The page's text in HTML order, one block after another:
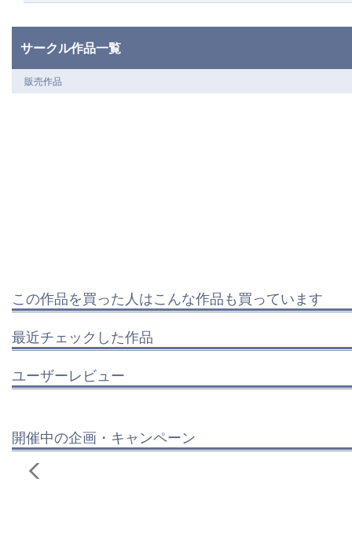
サークル作品一覧
販売作品
この作品を買った人はこんな作品も買っています
最近チェックした作品
ユーザーレビュー
開催中の企画・キャンペーン